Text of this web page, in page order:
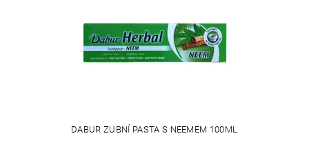
DABUR ZUBNÍ PASTA S NEEMEM 100ML